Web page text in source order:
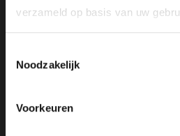
verzameld op basis van uw
Noodzakelijk
Voorkeuren
En in deel 2 belangrijke en
Gasten deel 1: Rene Dercksen,
Gasten deel 2: Ab Flipse en